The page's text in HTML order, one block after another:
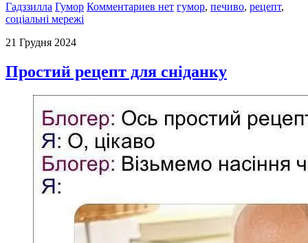
Гадззилла Гумор Комментариев нет гумор, печиво, рецепт,
соціальні мережі
21 Грудня 2024
Простий рецепт для сніданку